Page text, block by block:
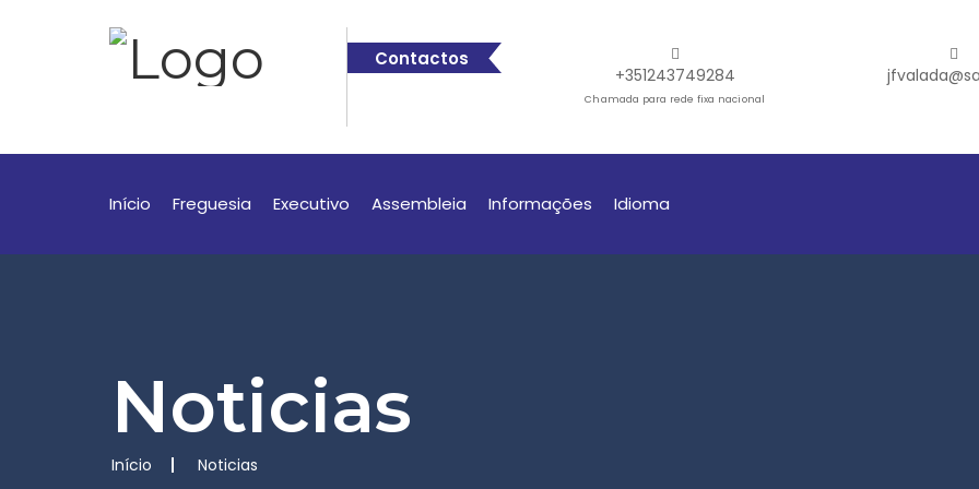
Contactos
+351243749284
Chamada para rede fixa nacional
Início Freguesia Executivo Assembleia Informações Idioma
Noticias
Início Noticias